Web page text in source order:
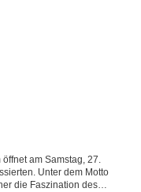
am Samstag, 27.
Unter dem Motto
die Faszination des